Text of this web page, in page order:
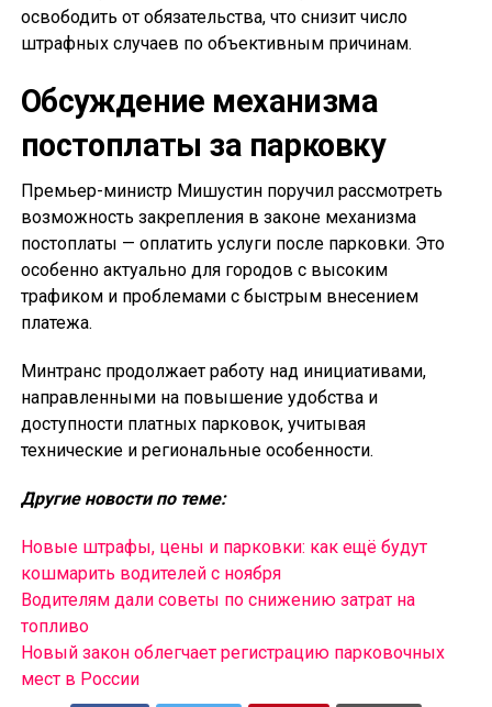
освободить от обязательства, что снизит число
штрафных случаев по объективным причинам.
Обсуждение механизма
постоплаты за парковку
Премьер-министр Мишустин поручил рассмотреть
возможность закрепления в законе механизма
постоплаты — оплатить услуги после парковки. Это
особенно актуально для городов с высоким
трафиком и проблемами с быстрым внесением
платежа.
Минтранс продолжает работу над инициативами,
направленными на повышение удобства и
доступности платных парковок, учитывая
технические и региональные особенности.
Другие новости по теме:
Новые штрафы, цены и парковки: как ещё будут
кошмарить водителей с ноября
Водителям дали советы по снижению затрат на
топливо
Новый закон облегчает регистрацию парковочных
мест в России